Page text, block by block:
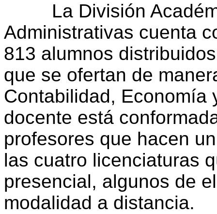
La División
Administrativas cuenta
813 alumnos
que se ofertan de
Contabilidad, Economía
docente está
profesores que hacen
las cuatro licenciaturas
presencial, algunos de
modalidad a distancia.